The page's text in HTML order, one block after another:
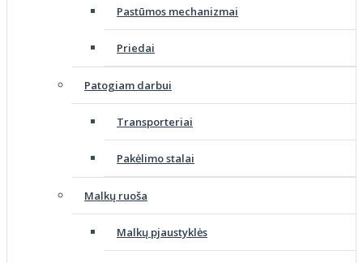
Pastūmos mechanizmai
Priedai
Patogiam darbui
Transporteriai
Pakėlimo stalai
Malkų ruoša
Malkų pjaustyklės